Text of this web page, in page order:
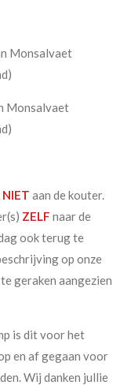
Monsalvaet
Monsalvaet
NIET aan de kouter.
ZELF naar de
ook terug te
op onze
geraken aangezien
is dit voor het
en af gegaan voor
Wij danken jullie